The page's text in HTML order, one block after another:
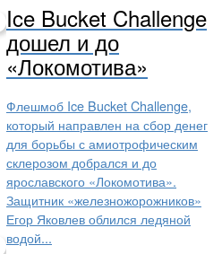
Ice Bucket Challenge
дошел и до
«Локомотива»
Флешмоб Ice Bucket Challenge,
который направлен на сбор денег
для борьбы с амиотрофическим
склерозом добрался и до
ярославского «Локомотива».
Защитник «железножорожников»
Егор Яковлев облился ледяной
водой...